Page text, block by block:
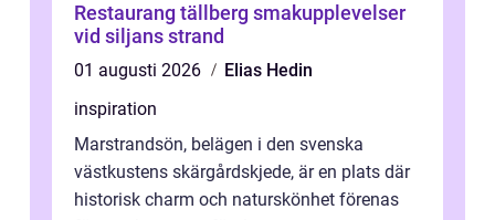
Restaurang tällberg smakupplevelser
vid siljans strand
01 augusti 2026
Elias Hedin
inspiration
Marstrandsön, belägen i den svenska
västkustens skärgårdskjede, är en plats där
historisk charm och naturskönhet förenas